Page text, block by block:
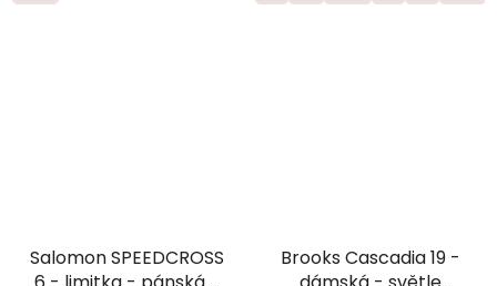
Salomon SPEEDCROSS
Brooks Cascadia 19 -